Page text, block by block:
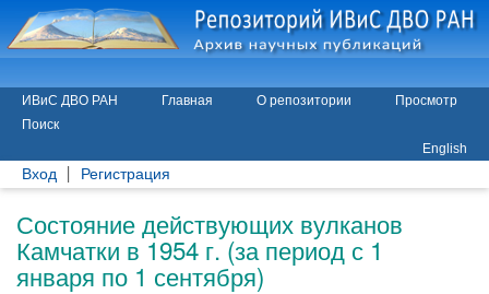
ИВиС ДВО РАН Главная О репозитории
Просмотр
Поиск
English
Вход Регистрация
Состояние действующих вулканов
Камчатки в 1954 г. (за период с 1
января по 1 сентября)